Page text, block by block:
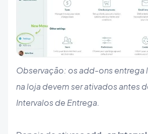
Observação: os add-ons entrega
na loja devem ser ativados antes
Intervalos de Entrega.